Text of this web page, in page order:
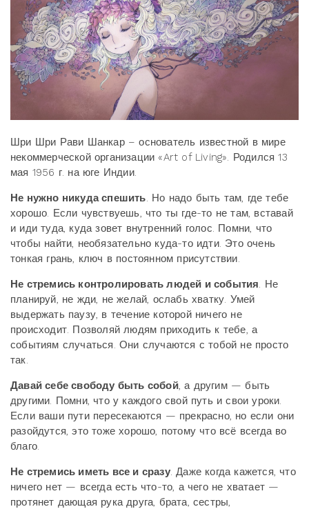
Шри Шри Рави Шанкар – основатель известной в мире
некоммерческой организации «Art of Living». Родился 13
мая 1956 г. на юге Индии.
Не нужно никуда спешить. Но надо быть там, где тебе
хорошо. Если чувствуешь, что ты где-то не там, вставай
и иди туда, куда зовет внутренний голос. Помни, что
чтобы найти, необязательно куда-то идти. Это очень
тонкая грань, ключ в постоянном присутствии.
Не стремись контролировать людей и события. Не
планируй, не жди, не желай, ослабь хватку. Умей
выдержать паузу, в течение которой ничего не
происходит. Позволяй людям приходить к тебе, а
событиям случаться. Они случаются с тобой не просто
так.
Давай себе свободу быть собой, а другим — быть
другими. Помни, что у каждого свой путь и свои уроки.
Если ваши пути пересекаются — прекрасно, но если они
разойдутся, это тоже хорошо, потому что всё всегда во
благо.
Не стремись иметь все и сразу. Даже когда кажется, что
ничего нет — всегда есть что-то, а чего не хватает —
протянет дающая рука друга, брата, сестры,